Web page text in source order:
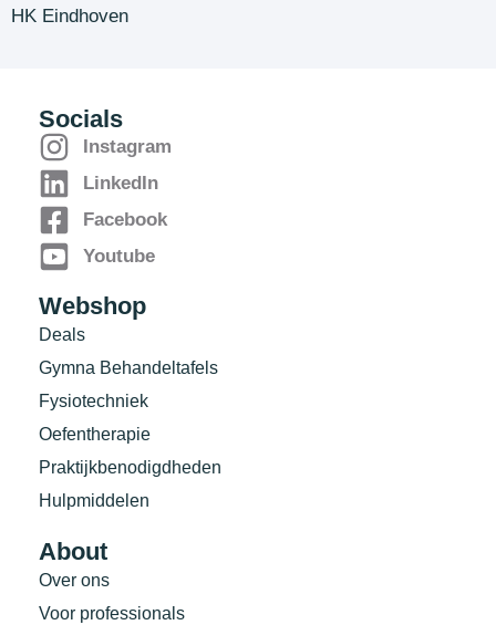
HK Eindhoven
Socials
Instagram
LinkedIn
Facebook
Youtube
Webshop
Deals
Gymna Behandeltafels
Fysiotechniek
Oefentherapie
Praktijkbenodigdheden
Hulpmiddelen
About
Over ons
Voor professionals